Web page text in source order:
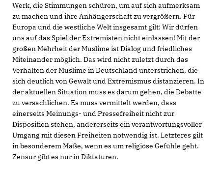
Werk, die Stimmungen schüren, um auf sich aufmerksam
zu machen und ihre Anhängerschaft zu vergrößern. Für
Europa und die westliche Welt insgesamt gilt: Wir dürfen
uns auf das Spiel der Extremisten nicht einlassen! Mit der
großen Mehrheit der Muslime ist Dialog und friedliches
Miteinander möglich. Das wird nicht zuletzt durch das
Verhalten der Muslime in Deutschland unterstrichen, die
sich deutlich von Gewalt und Extremismus distanzieren. In
der aktuellen Situation muss es darum gehen, die Debatte
zu versachlichen. Es muss vermittelt werden, dass
einerseits Meinungs- und Pressefreiheit nicht zur
Disposition stehen, andererseits ein verantwortungsvoller
Umgang mit diesen Freiheiten notwendig ist. Letzteres gilt
in besonderem Maße, wenn es um religiöse Gefühle geht.
Zensur gibt es nur in Diktaturen.